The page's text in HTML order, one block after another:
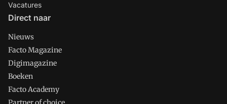
Vacatures
Direct naar
Nieuws
Facto Magazine
Digimagazine
Boeken
Facto Academy